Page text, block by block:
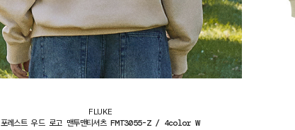
FLUKE
포레스트 우드 로고 맨투맨티셔츠 FMT3055-Z / 4color W